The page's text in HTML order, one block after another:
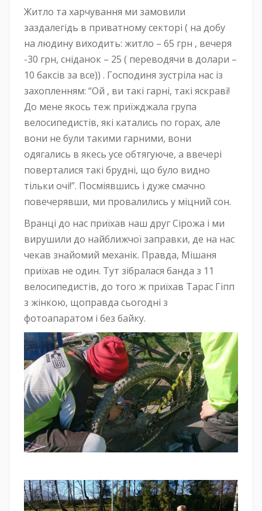
Житло та харчування ми замовили
заздалегідь в приватному секторі ( на добу
на людину виходить: житло – 65 грн , вечеря
-30 грн, сніданок – 25 ( переводячи в долари –
10 баксів за все)) . Господиня зустріла нас із
захопленням: “Ой , ви такі гарні, такі яскраві!
До мене якось теж приїжджала група
велосипедистів, які катались по горах, але
вони не були такими гарними, вони
одягались в якесь усе обтягуюче, а ввечері
поверталися такі брудні, що було видно
тільки очі!”. Посміявшись і дуже смачно
повечерявши, ми провалились у міцний сон.
Вранці до нас приїхав наш друг Сірожа і ми
вирушили до найближчої заправки, де на нас
чекав знайомий механік. Правда, Мішаня
приїхав не один. Тут зібралася банда з 11
велосипедистів, до того ж приїхав Тарас Гіпп
з жінкою, щоправда сьогодні з
фотоапаратом і без байку.